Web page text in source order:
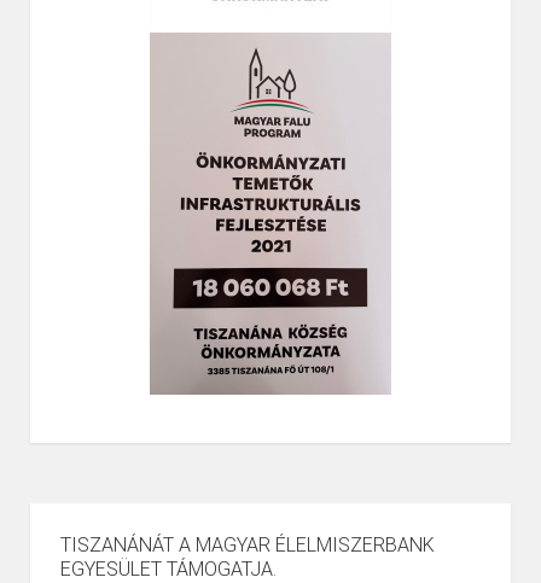
TISZANÁNÁT A MAGYAR ÉLELMISZERBANK
EGYESÜLET TÁMOGATJA.